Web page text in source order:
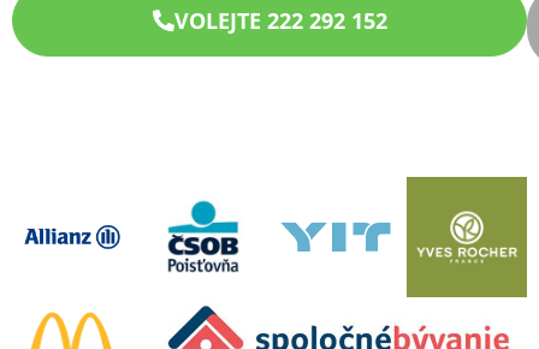
VOLEJTE 222 292 152